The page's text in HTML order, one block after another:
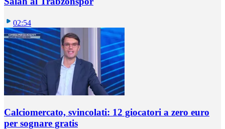
02:54
Calciomercato, svincolati: 12 giocatori a zero euro
per sognare gratis